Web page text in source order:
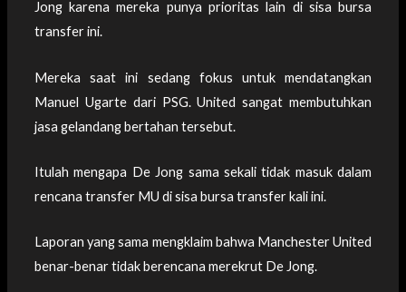
Jong karena mereka punya prioritas lain di sisa bursa
transfer ini.
Mereka saat ini sedang fokus untuk mendatangkan
Manuel Ugarte dari PSG. United sangat membutuhkan
jasa gelandang bertahan tersebut.
Itulah mengapa De Jong sama sekali tidak masuk dalam
rencana transfer MU di sisa bursa transfer kali ini.
Laporan yang sama mengklaim bahwa Manchester United
benar-benar tidak berencana merekrut De Jong.